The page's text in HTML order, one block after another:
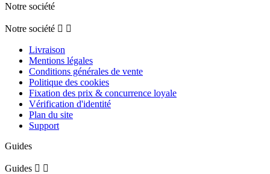
Notre société
Notre société  
Livraison
Mentions légales
Conditions générales de vente
Politique des cookies
Fixation des prix & concurrence loyale
Vérification d'identité
Plan du site
Support
Guides
Guides  